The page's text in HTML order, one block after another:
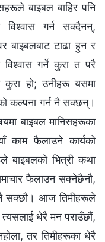
बाइबल बाहिर पनि
गर्न सक्दैनन्,
बाइबलबाट टाढा हुन र
गर्ने कुरा त परै
हो; उनीहरू यसमा
कल्पना गर्न नै सक्छन्।
बाइबल मानिसहरूका
काम फैलाउने कार्यको
बाइबलको भित्री कथा
फैलाउन सक्‍नेछैनौ,
नै सक्छौ। आज तिमीहरूले
धेरै मन पराउँछौं,
तर तिमीहरूका धेरै